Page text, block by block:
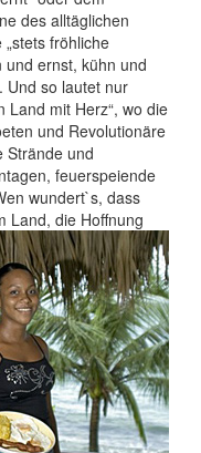
des alltäglichen
fröhliche
und ernst, kühn und
Und so lautet nur
Land mit Herz“, wo die
und Revolutionäre
Strände und
feuerspeiende
wundert`s, dass
Land, die Hoffnung